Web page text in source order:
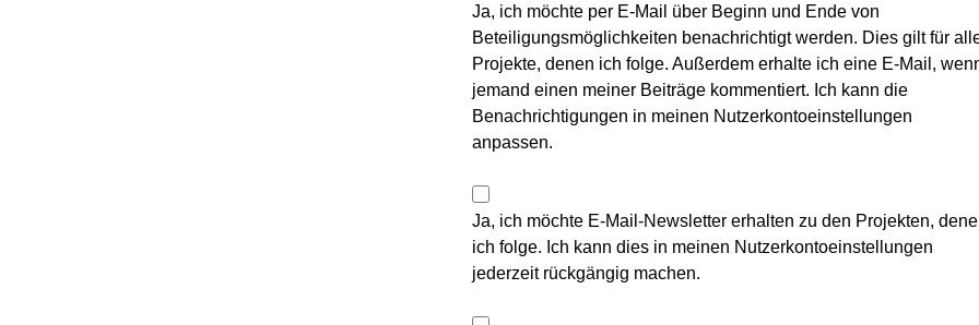
Ja, ich möchte per E-Mail über Beginn und Ende von
Beteiligungsmöglichkeiten benachrichtigt werden. Dies gilt für
Projekte, denen ich folge. Außerdem erhalte ich eine E-Mail,
jemand einen meiner Beiträge kommentiert. Ich kann die
Benachrichtigungen in meinen Nutzerkontoeinstellungen
anpassen.
Ja, ich möchte E-Mail-Newsletter erhalten zu den Projekten,
ich folge. Ich kann dies in meinen Nutzerkontoeinstellungen
jederzeit rückgängig machen.